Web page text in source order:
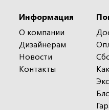
Информация
О компании
Дизайнерам
Новости
Контакты